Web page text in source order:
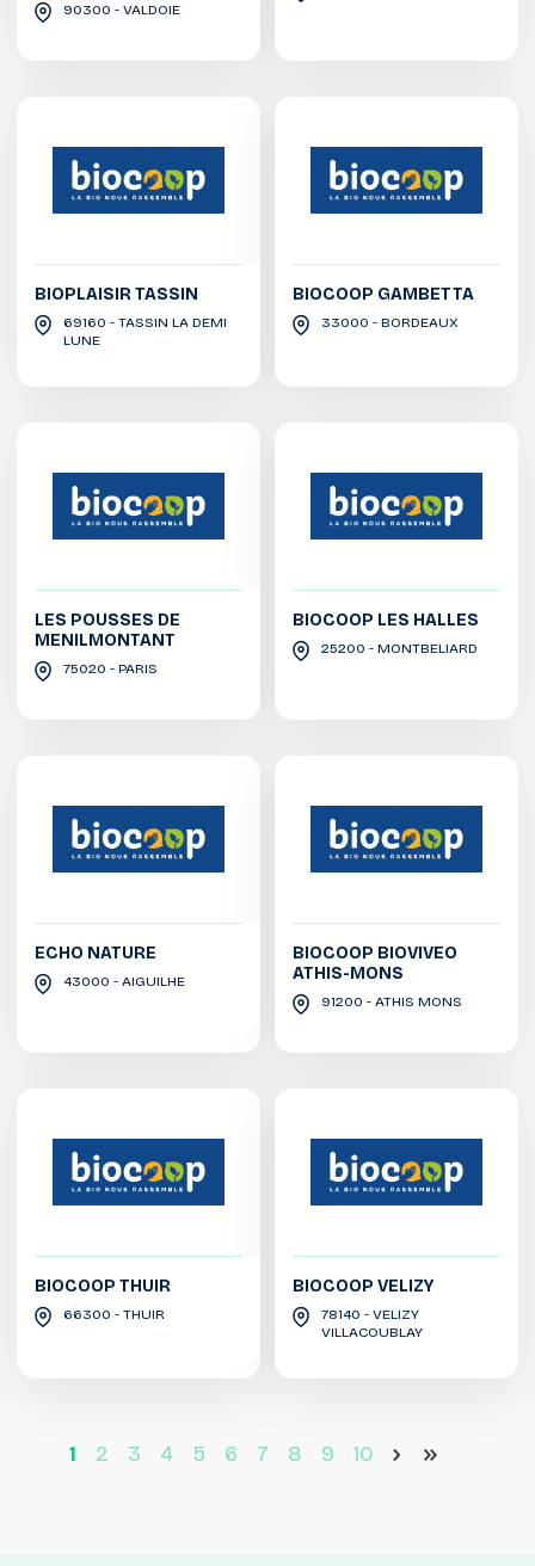
90300 - VALDOIE
BIOPLAISIR TASSIN
69160 - TASSIN LA DEMI
LUNE
BIOCOOP GAMBETTA
33000 - BORDEAUX
LES POUSSES DE
MENILMONTANT
75020 - PARIS
BIOCOOP LES HALLES
25200 - MONTBELIARD
ECHO NATURE
43000 - AIGUILHE
BIOCOOP BIOVIVEO
ATHIS-MONS
91200 - ATHIS MONS
BIOCOOP THUIR
66300 - THUIR
BIOCOOP VELIZY
78140 - VELIZY
VILLACOUBLAY
1 2 3 4 5 6 7 8 9 10 > >>